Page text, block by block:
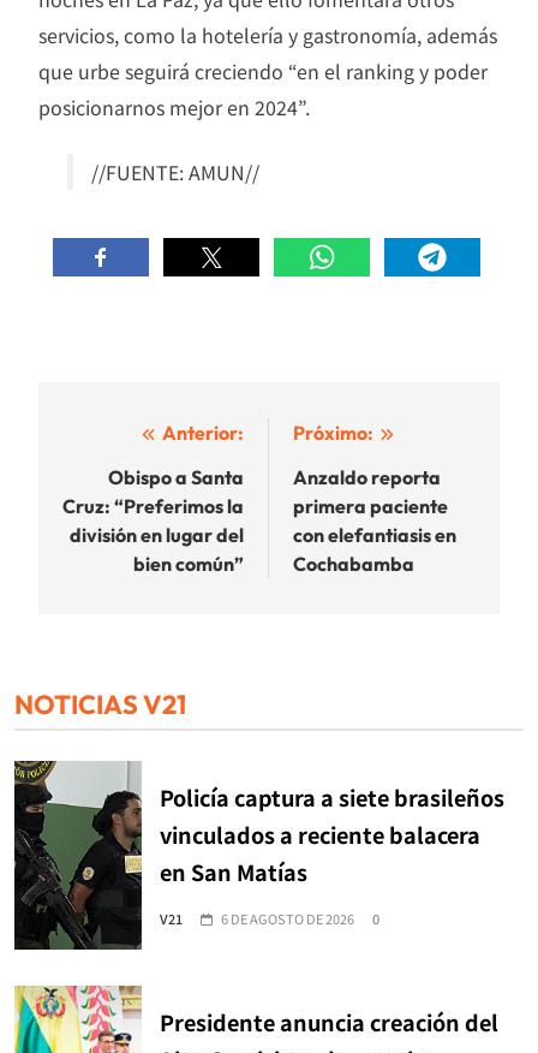
servicios, como la hotelería y gastronomía, además
que urbe seguirá creciendo “en el ranking y poder
posicionarnos mejor en 2024”.
//FUENTE: AMUN//
Navegación
entradas
Anterior:
Obispo a Santa
Cruz: “Preferimos la
división en lugar del
bien común”
Próximo:
Anzaldo reporta
primera paciente
con elefantiasis en
Cochabamba
NOTICIAS V21
Policía captura a siete brasileños
vinculados a reciente balacera
en San Matías
V21 6 DE AGOSTO DE 2026 0
Presidente anuncia creación del